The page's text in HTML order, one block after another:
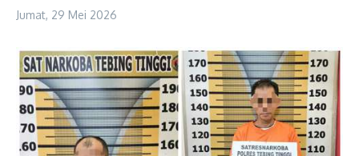
Jumat, 29 Mei 2026